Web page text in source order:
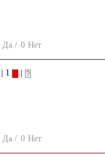
Да / 0 Нет
| 1
Да / 0 Нет